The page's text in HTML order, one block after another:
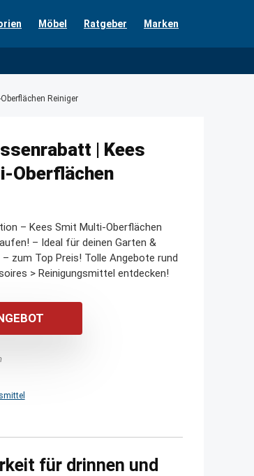
Möbel Ratgeber Marken
Reiniger
| Kees
Oberflächen
– Kees Smit Multi-Oberflächen
– Ideal für deinen Garten &
– zum Top Preis! Tolle Angebote rund
> Reinigungsmittel entdecken!
für drinnen und